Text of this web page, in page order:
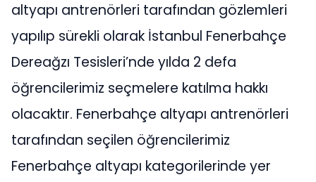
altyapı antrenörleri tarafından gözlemleri
yapılıp sürekli olarak İstanbul Fenerbahçe
Dereağzı Tesisleri’nde yılda 2 defa
öğrencilerimiz seçmelere katılma hakkı
olacaktır. Fenerbahçe altyapı antrenörleri
tarafından seçilen öğrencilerimiz
Fenerbahçe altyapı kategorilerinde yer